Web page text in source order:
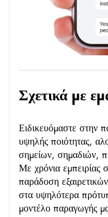
Σχετικά με
Ειδικευόμαστε στην
υψηλής ποιότητας,
σημείων, σημαδιών,
Με χρόνια εμπειρίας
παράδοση
στα υψηλότερα
μοντέλο παραγωγής